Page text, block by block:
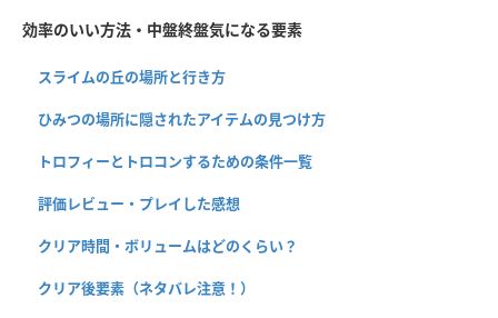
効率のいい方法・中盤終盤気になる要素
スライムの丘の場所と行き方
ひみつの場所に隠されたアイテムの見つけ方
トロフィーとトロコンするための条件一覧
評価レビュー・プレイした感想
クリア時間・ボリュームはどのくらい？
クリア後要素（ネタバレ注意！）